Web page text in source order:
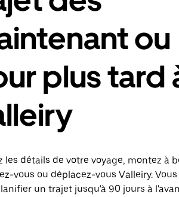
ou
plus tard
les détails de votre voyage, montez à
vous ou déplacez-vous Valleiry.
un trajet jusqu'à 90 jours à